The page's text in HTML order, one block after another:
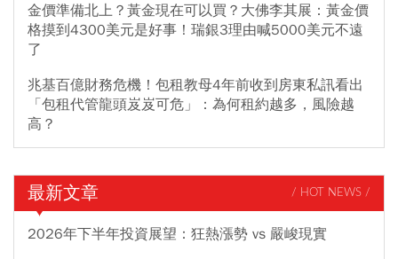
金價準備北上？黃金現在可以買？大佛李其展：黃金價
格摸到4300美元是好事！瑞銀3理由喊5000美元不遠
了
兆基百億財務危機！包租教母4年前收到房東私訊看出
「包租代管龍頭岌岌可危」：為何租約越多，風險越
高？
最新文章 / HOT NEWS /
2026年下半年投資展望：狂熱漲勢 vs 嚴峻現實